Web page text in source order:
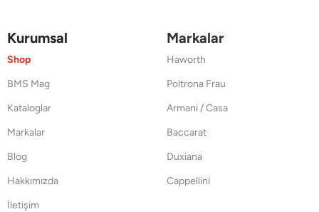
Kurumsal
Shop
BMS Mag
Kataloglar
Markalar
Blog
Hakkımızda
İletişim
Markalar
Haworth
Poltrona Frau
Armani / Casa
Baccarat
Duxiana
Cappellini